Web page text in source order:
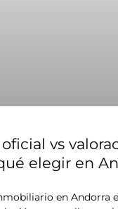
vs
elegir en
en Andorra